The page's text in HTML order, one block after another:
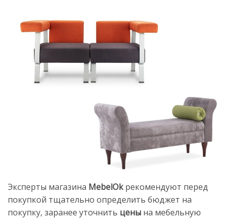
Эксперты магазина MebelOkрекомендуют перед
покупкой тщательно определить бюджет на
покупку, заранее уточнить цены на мебельную